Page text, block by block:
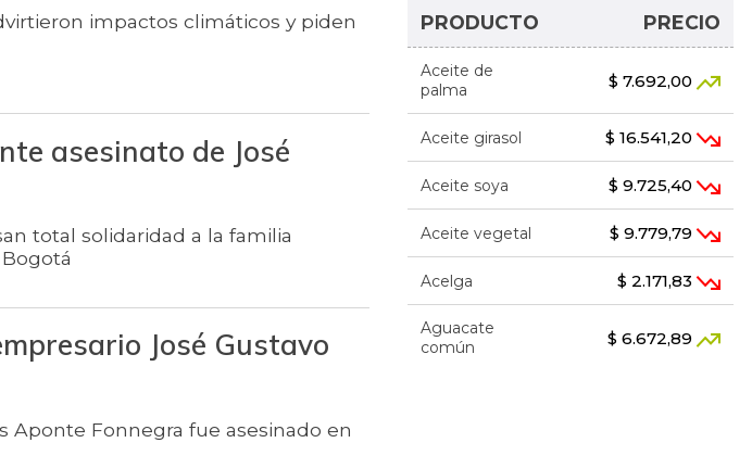
impactos climáticos y piden
asesinato de José
total solidaridad a la familia
José Gustavo
Aponte Fonnegra fue asesinado en
PRODUCTO PRECIO
Aceite de
palma
$ 7.692,00
Aceite girasol $ 16.541,20
Aceite soya $ 9.725,40
Aceite vegetal $ 9.779,79
Acelga $ 2.171,83
Aguacate
común
$ 6.672,89